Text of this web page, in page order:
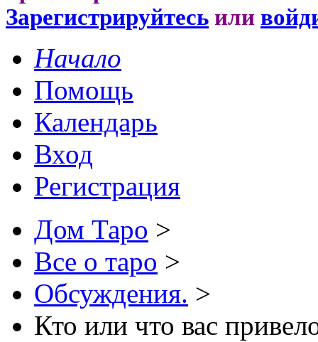
Зарегистрируйтесь или
Начало
Помощь
Календарь
Вход
Регистрация
Дом Таро >
Все о таро >
Обсуждения. >
Кто или что вас